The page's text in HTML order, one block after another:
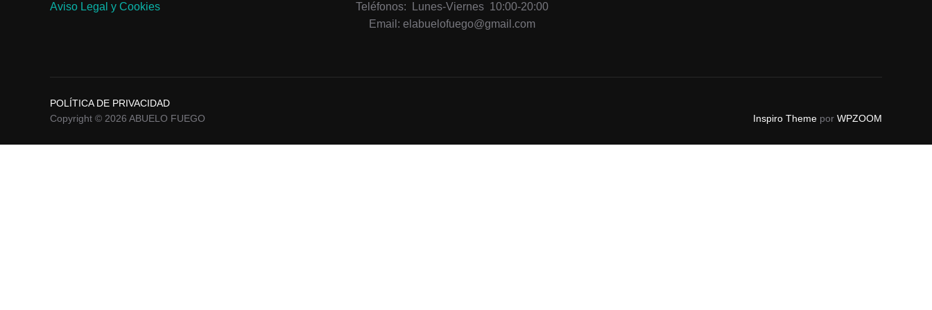
Aviso Legal y Cookies
Teléfonos: Lunes-Viernes 10:00-20:00
Email: elabuelofuego@gmail.com
POLÍTICA DE PRIVACIDAD
Copyright © 2026 ABUELO FUEGO
Inspiro Theme por WPZOOM